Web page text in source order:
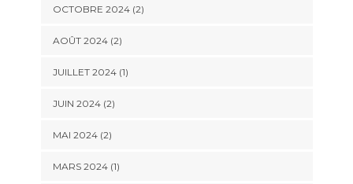
OCTOBRE 2024(2)
AOÛT 2024(2)
JUILLET 2024(1)
JUIN 2024(2)
MAI 2024(2)
MARS 2024(1)